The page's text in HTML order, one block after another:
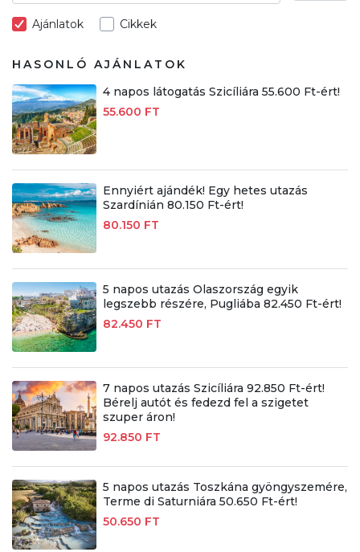
Ajánlatok Cikkek
HASONLÓ AJÁNLATOK
4 napos látogatás Szicíliára 55.600 Ft-ért!
55.600 FT
Ennyiért ajándék! Egy hetes utazás
Szardínián 80.150 Ft-ért!
80.150 FT
5 napos utazás Olaszország egyik
legszebb részére, Pugliába 82.450 Ft-ért!
82.450 FT
7 napos utazás Szicíliára 92.850 Ft-ért!
Bérelj autót és fedezd fel a szigetet
szuper áron!
92.850 FT
5 napos utazás Toszkána gyöngyszemére,
Terme di Saturniára 50.650 Ft-ért!
50.650 FT